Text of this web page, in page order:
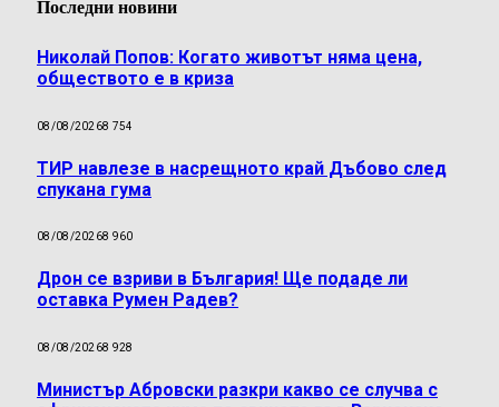
Последни новини
Николай Попов: Когато животът няма цена,
обществото е в криза
08/08/20268 754
ТИР навлезе в насрещното край Дъбово след
спукана гума
08/08/20268 960
Дрон се взриви в България! Ще подаде ли
оставка Румен Радев?
08/08/20268 928
Министър Абровски разкри какво се случва с